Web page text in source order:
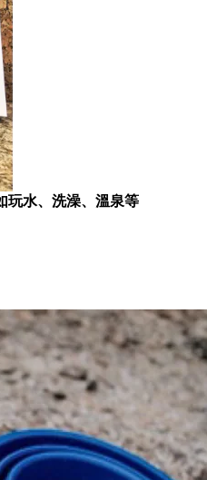
玩水、洗澡、溫泉等